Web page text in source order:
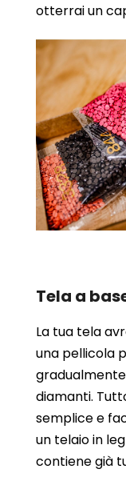
otterrai un
Tela a
La tua tela
una pellicola
diamanti.
semplice e
un telaio in
contiene già